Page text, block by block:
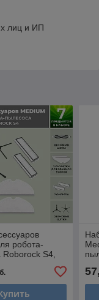
лиц и ИП
робота-
Roborock S4,
черные